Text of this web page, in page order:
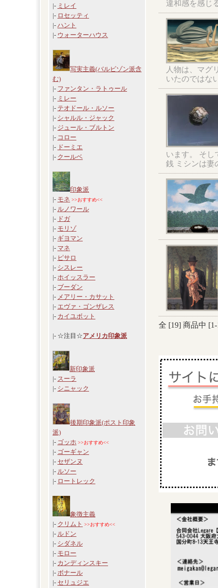
|- ミレイ
|- ロセッティ
|- ハント
|- ウォーターハウス
写実主義(バルビゾン派含
む)
|- ファンタン・ラトゥール
|- ミレー
|- テオドール・ルソー
|- シャルル・ジャック
|- ジュール・ブルトン
|- コロー
|- ドーミエ
|- クールベ
印象派
|- モネ >>おすすめ<<
|- ルノワール
|- ドガ
|- モリゾ
|- ギヨマン
|- マネ
|- ピサロ
|- シスレー
|- ホイッスラー
|- ブーダン
|- メアリー・カサット
|- エヴァ・ゴンザレス
|- カイユボット
|- ☆注目☆アメリカ印象派
新印象派
|- スーラ
|- シニャック
後期印象派(ポスト印象
派)
|- ゴッホ >>おすすめ<<
|- ゴーギャン
|- セザンヌ
|- ルソー
|- ロートレック
象徴主義
|- クリムト >>おすすめ<<
|- ルドン
|- シダネル
|- モロー
|- カンディンスキー
|- ボナール
|- セリュジエ
違和感を感じ
人物は、マグ
いたのではな
います。 そし
銭 ミシンは妻
全 [19] 商品中 [1-